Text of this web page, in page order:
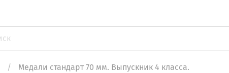
Медали стандарт 70 мм. Выпускник 4 класса.